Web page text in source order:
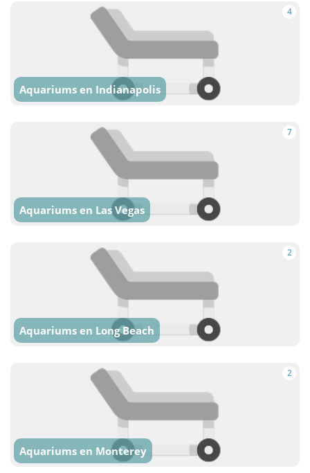
4
Aquariums en Indianapolis
7
Aquariums en Las Vegas
2
Aquariums en Long Beach
2
Aquariums en Monterey